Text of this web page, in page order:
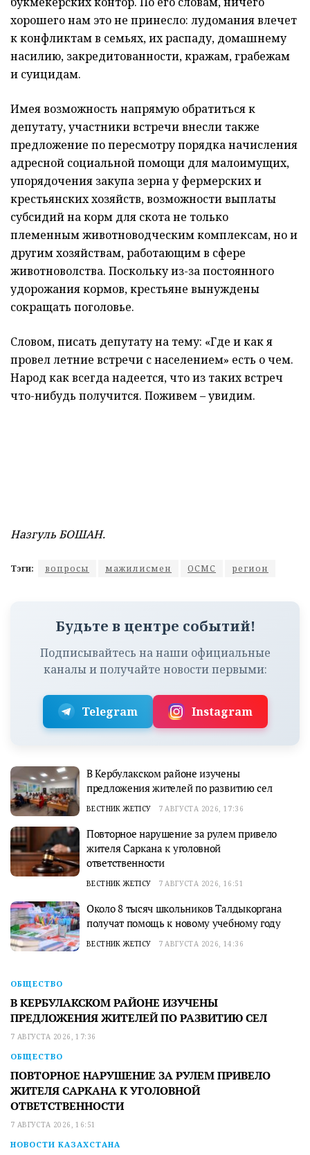
хорошего нам это не принесло: лудомания влечет
к конфликтам в семьях, их распаду, домашнему
насилию, закредитованности, кражам, грабежам
и суицидам.
Имея возможность напрямую обратиться к
депутату, участники встречи внесли также
предложение по пересмотру порядка начисления
адресной социальной помощи для малоимущих,
упорядочения закупа зерна у фермерских и
крестьянских хозяйств, возможности выплаты
субсидий на корм для скота не только
племенным животноводческим комплексам, но и
другим хозяйствам, работающим в сфере
животноволства. Поскольку из-за постоянного
удорожания кормов, крестьяне вынуждены
сокращать поголовье.
Словом, писать депутату на тему: «Где и как я
провел летние встречи с населением» есть о чем.
Народ как всегда надеется, что из таких встреч
что-нибудь получится. Поживем – увидим.
Назгуль БОШАН.
Тэги: вопросы мажилисмен ОСМС регион
Будьте в центре событий!
Подписывайтесь на наши официальные
каналы и получайте новости первыми:
Telegram Instagram
В Кербулакском районе изучены
предложения жителей по развитию сел
ВЕСТНИК ЖЕТІСУ 7 АВГУСТА 2026, 17:36
Повторное нарушение за рулем привело
жителя Саркана к уголовной
ответственности
ВЕСТНИК ЖЕТІСУ 7 АВГУСТА 2026, 16:51
Около 8 тысяч школьников Талдыкоргана
получат помощь к новому учебному году
ВЕСТНИК ЖЕТІСУ 7 АВГУСТА 2026, 14:36
ОБЩЕСТВО
В КЕРБУЛАКСКОМ РАЙОНЕ ИЗУЧЕНЫ
ПРЕДЛОЖЕНИЯ ЖИТЕЛЕЙ ПО РАЗВИТИЮ СЕЛ
7 АВГУСТА 2026, 17:36
ОБЩЕСТВО
ПОВТОРНОЕ НАРУШЕНИЕ ЗА РУЛЕМ ПРИВЕЛО
ЖИТЕЛЯ САРКАНА К УГОЛОВНОЙ
ОТВЕТСТВЕННОСТИ
7 АВГУСТА 2026, 16:51
НОВОСТИ КАЗАХСТАНА